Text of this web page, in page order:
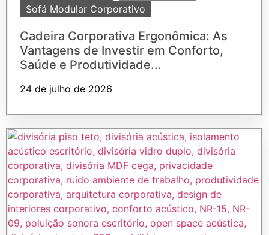
Sofá Modular Corporativo
Cadeira Corporativa Ergonômica: As
Vantagens de Investir em Conforto,
Saúde e Produtividade...
24 de julho de 2026